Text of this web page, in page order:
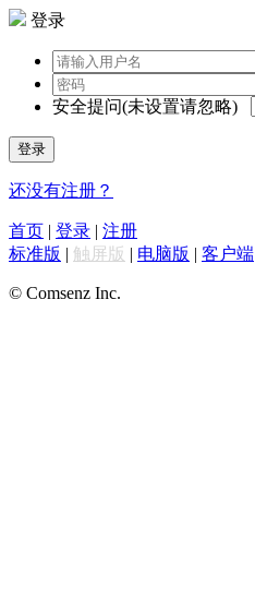
登录
安全提问(未设置请忽略)
登录
还没有注册？
首页 | 登录 | 注册
标准版 | 触屏版 | 电脑版 | 客户端
© Comsenz Inc.